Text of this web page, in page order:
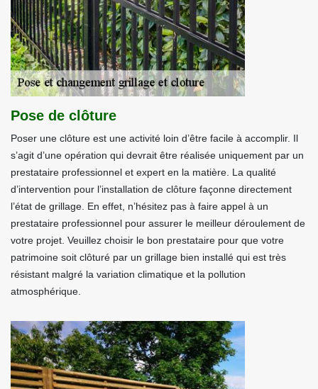
Pose de clôture
Poser une clôture est une activité loin d’être facile à accomplir. Il
s’agit d’une opération qui devrait être réalisée uniquement par un
prestataire professionnel et expert en la matière. La qualité
d’intervention pour l’installation de clôture façonne directement
l’état de grillage. En effet, n’hésitez pas à faire appel à un
prestataire professionnel pour assurer le meilleur déroulement de
votre projet. Veuillez choisir le bon prestataire pour que votre
patrimoine soit clôturé par un grillage bien installé qui est très
résistant malgré la variation climatique et la pollution
atmosphérique.